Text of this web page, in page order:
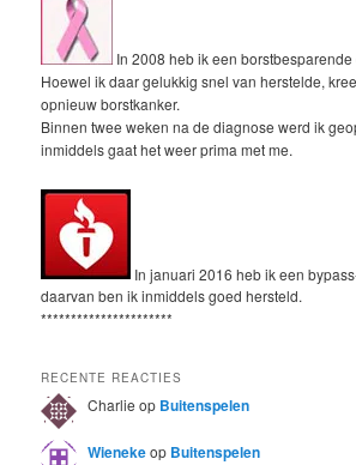
In 2008 heb ik een
Hoewel ik daar gelukkig snel van herstelde,
opnieuw borstkanker.
Binnen twee weken na de diagnose werd ik
inmiddels gaat het weer prima met me.
In januari 2016 heb ik een
daarvan ben ik inmiddels goed hersteld.
**********************
RECENTE REACTIES
Charlie op Buitenspelen
Wienekeop Buitenspelen